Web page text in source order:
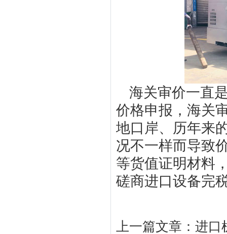
海关审价一直
价格申报，海关
地口岸、历年来
况不一样而导致
等货值证明材料
磋商进口设备完
上一篇文章： 进口